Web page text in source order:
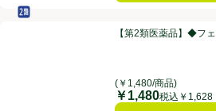
【第2類医薬品】◆フェイタスローション
セルフメディケーション税制対象
第2類医薬品
【第2類医薬品】◆フ
(￥1,480/商品)
価格
￥1,480税込￥1,628